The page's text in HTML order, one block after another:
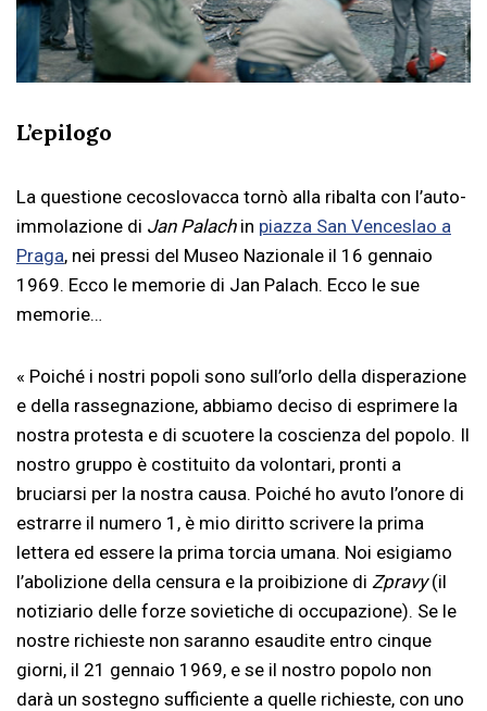
L’epilogo
La questione cecoslovacca tornò alla ribalta con l’auto-
immolazione di Jan Palachin piazza San Venceslao a
Praga, nei pressi del Museo Nazionale il 16 gennaio
1969. Ecco le memorie di Jan Palach. Ecco le sue
memorie…
« Poiché i nostri popoli sono sull’orlo della disperazione
e della rassegnazione, abbiamo deciso di esprimere la
nostra protesta e di scuotere la coscienza del popolo. Il
nostro gruppo è costituito da volontari, pronti a
bruciarsi per la nostra causa. Poiché ho avuto l’onore di
estrarre il numero 1, è mio diritto scrivere la prima
lettera ed essere la prima torcia umana. Noi esigiamo
l’abolizione della censura e la proibizione di Zpravy(il
notiziario delle forze sovietiche di occupazione). Se le
nostre richieste non saranno esaudite entro cinque
giorni, il 21 gennaio 1969, e se il nostro popolo non
darà un sostegno sufficiente a quelle richieste, con uno